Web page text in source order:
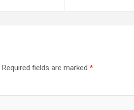
Required fields are marked *